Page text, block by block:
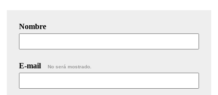
Nombre
E-mail No será mostrado.